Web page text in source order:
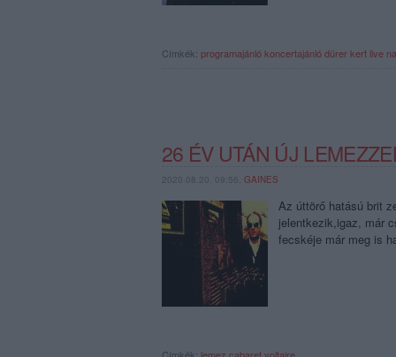
Címkék: programajánló koncertajánlódürer kert live
26 ÉV UTÁN ÚJ
2020.08.20. 09:56, GAINES
Az úttörő hatású brit
jelentkezik,igaz, már
fecskéje már meg is